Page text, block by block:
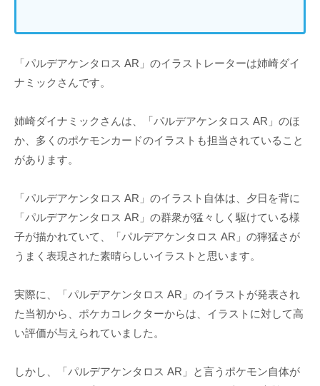
「パルデアケンタロス AR」のイラストレーターは姉崎ダイ
ナミックさんです。
姉崎ダイナミックさんは、「パルデアケンタロス AR」のほ
か、多くのポケモンカードのイラストも担当されていること
があります。
「パルデアケンタロス AR」のイラスト自体は、夕日を背に
「パルデアケンタロス AR」の群衆が猛々しく駆けている様
子が描かれていて、「パルデアケンタロス AR」の獰猛さが
うまく表現された素晴らしいイラストと思います。
実際に、「パルデアケンタロス AR」のイラストが発表され
た当初から、ポケカコレクターからは、イラストに対して高
い評価が与えられていました。
しかし、「パルデアケンタロス AR」と言うポケモン自体が